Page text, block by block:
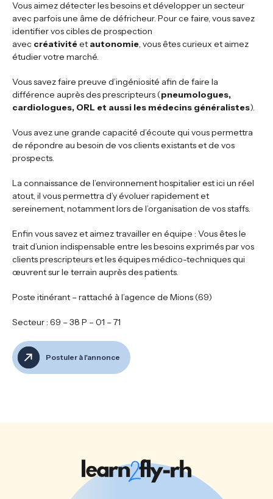
Vous aimez détecter les besoins et développer un secteur
avec parfois une âme de défricheur. Pour ce faire, vous savez
identifier vos cibles de prospection
avec créativitéet autonomie, vous êtes curieux et aimez
étudier votre marché.
Vous savez faire preuve d’ingéniosité afin de faire la
différence auprès des prescripteurs (pneumologues,
cardiologues, ORL et aussi les médecins généralistes).
Vous avez une grande capacité d’écoute qui vous permettra
de répondre au besoin de vos clients existants et de vos
prospects.
La connaissance de l’environnement hospitalier est ici un réel
atout, il vous permettra d’y évoluer rapidement et
sereinement, notamment lors de l’organisation de vos staffs.
Enfin vous savez et aimez travailler en équipe : Vous êtes le
trait d’union indispensable entre les besoins exprimés par vos
clients prescripteurs et les équipes médico-techniques qui
œuvrent sur le terrain auprès des patients.
Poste itinérant – rattaché à l’agence de Mions (69)
Secteur : 69 – 38 P – 01 – 71
Postuler à l'annonce